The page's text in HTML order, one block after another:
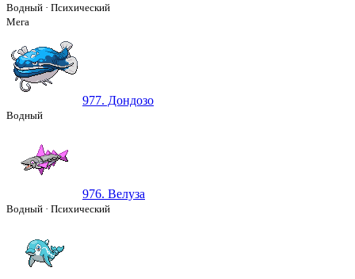
Водный · Психический
Мега
977. Дондозо
Водный
976. Велуза
Водный · Психический